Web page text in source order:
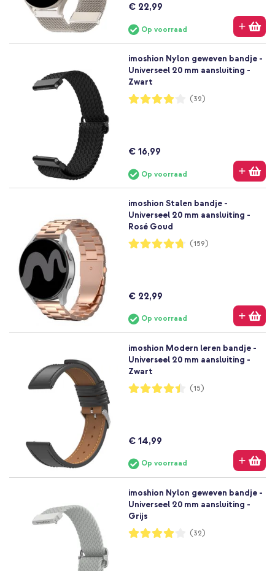
€ 22,99
Op voorraad
imoshion Nylon geweven bandje -
Universeel 20 mm aansluiting -
Zwart
Waardering:
(32)
€ 16,99
Op voorraad
imoshion Stalen bandje -
Universeel 20 mm aansluiting -
Rosé Goud
Waardering:
94%
(159)
€ 22,99
Op voorraad
imoshion Modern leren bandje -
Universeel 20 mm aansluiting -
Zwart
Waardering:
88%
(15)
€ 14,99
Op voorraad
imoshion Nylon geweven bandje -
Universeel 20 mm aansluiting -
Grijs
Waardering:
81%
(32)